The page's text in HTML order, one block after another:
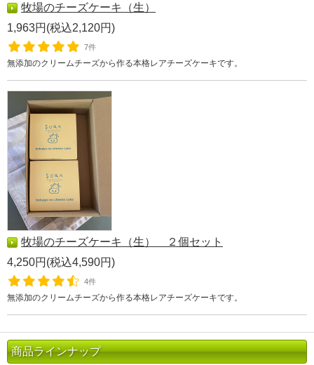
牧場のチーズケーキ（生）
1,963円(税込2,120円)
7件
無添加のクリームチーズから作る本格レアチーズケーキです。
牧場のチーズケーキ（生） ２個セット
4,250円(税込4,590円)
4件
無添加のクリームチーズから作る本格レアチーズケーキです。
商品ラインナップ